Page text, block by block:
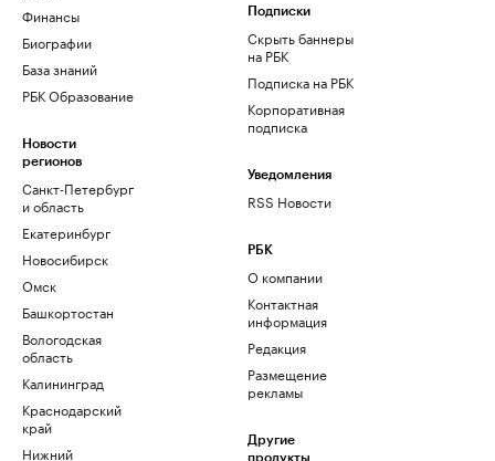
Финансы
Биографии
База знаний
РБК Образование
Новости
регионов
Санкт-Петербург
и область
Екатеринбург
Новосибирск
Омск
Башкортостан
Вологодская
область
Калининград
Краснодарский
край
Нижний
Подписки
Скрыть баннеры
на РБК
Подписка на РБК
Корпоративная
подписка
Уведомления
RSS Новости
РБК
О компании
Контактная
информация
Редакция
Размещение
рекламы
Другие
продукты